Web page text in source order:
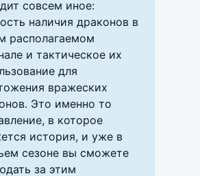
совсем иное:
наличия драконов в
располагаемом
и тактическое их
для
вражеских
Это именно то
в которое
история, и уже в
сезоне вы сможете
за этим